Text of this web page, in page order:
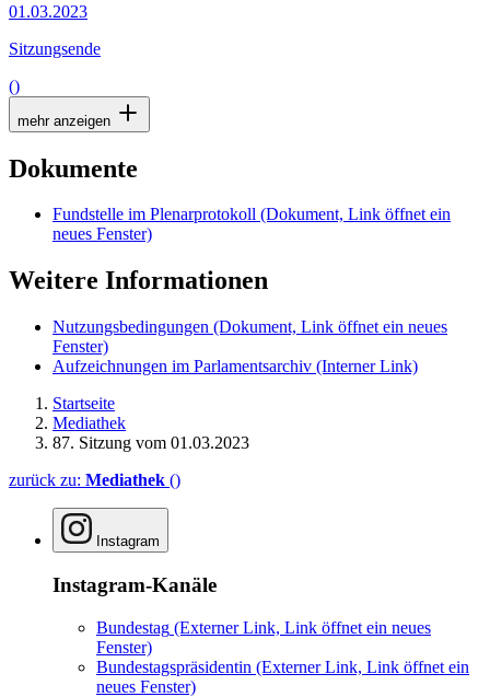
01.03.2023
Sitzungsende
()
mehr anzeigen
Dokumente
Fundstelle im Plenarprotokoll (Dokument, Link öffnet ein
neues Fenster)
Weitere Informationen
Nutzungsbedingungen (Dokument, Link öffnet ein neues
Fenster)
Aufzeichnungen im Parlamentsarchiv (Interner Link)
Startseite
Mediathek
87. Sitzung vom 01.03.2023
zurück zu: Mediathek ()
Instagram
Instagram-Kanäle
Bundestag (Externer Link, Link öffnet ein neues
Fenster)
Bundestagspräsidentin (Externer Link, Link öffnet ein
neues Fenster)